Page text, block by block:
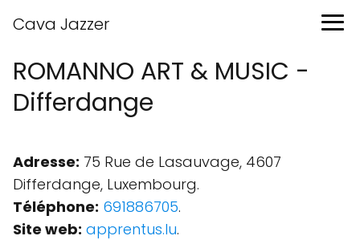
Cava Jazzer
ROMANNO ART & MUSIC -
Differdange
Adresse: 75 Rue de Lasauvage, 4607
Differdange, Luxembourg.
Téléphone: 691886705.
Site web: apprentus.lu.